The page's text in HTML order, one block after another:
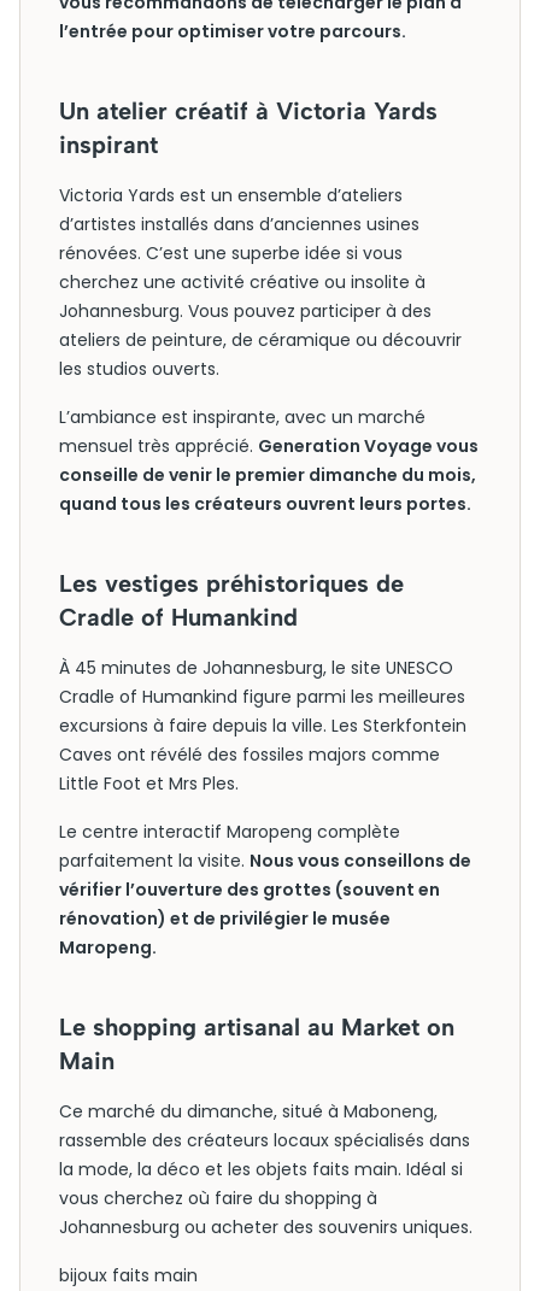
l’entrée pour optimiser votre parcours.
Un atelier créatif à Victoria Yards
inspirant
Victoria Yards est un ensemble d’ateliers
d’artistes installés dans d’anciennes usines
rénovées. C’est une superbe idée si vous
cherchez une activité créative ou insolite à
Johannesburg. Vous pouvez participer à des
ateliers de peinture, de céramique ou découvrir
les studios ouverts.
L’ambiance est inspirante, avec un marché
mensuel très apprécié. Generation Voyage vous
conseille de venir le premier dimanche du mois,
quand tous les créateurs ouvrent leurs portes.
Les vestiges préhistoriques de
Cradle of Humankind
À 45 minutes de Johannesburg, le site UNESCO
Cradle of Humankind figure parmi les meilleures
excursions à faire depuis la ville. Les Sterkfontein
Caves ont révélé des fossiles majors comme
Little Foot et Mrs Ples.
Le centre interactif Maropeng complète
parfaitement la visite. Nous vous conseillons de
vérifier l’ouverture des grottes (souvent en
rénovation) et de privilégier le musée
Maropeng.
Le shopping artisanal au Market on
Main
Ce marché du dimanche, situé à Maboneng,
rassemble des créateurs locaux spécialisés dans
la mode, la déco et les objets faits main. Idéal si
vous cherchez où faire du shopping à
Johannesburg ou acheter des souvenirs uniques.
bijoux faits main